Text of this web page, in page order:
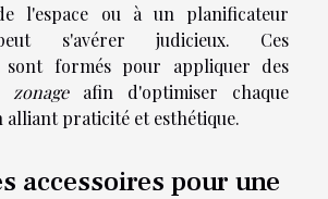
l'espace ou à un planificateur
s'avérer judicieux. Ces
sont formés pour appliquer des
zonageafin d'optimiser chaque
alliant praticité et esthétique.
accessoires pour une